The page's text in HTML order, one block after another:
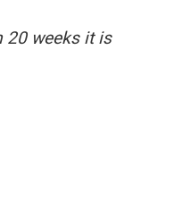
20 weeks it is